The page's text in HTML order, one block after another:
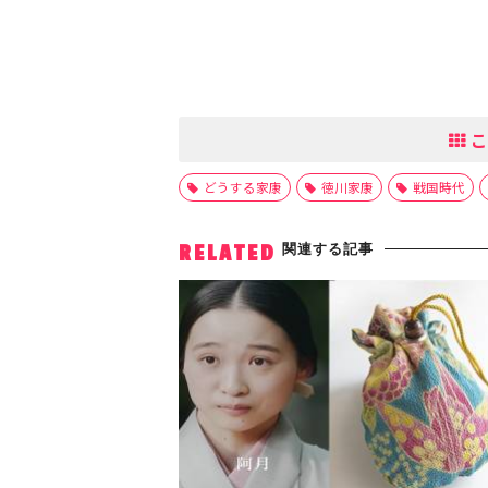
どうする家康 徳川家康 戦国時代
RELATED 関連する記事